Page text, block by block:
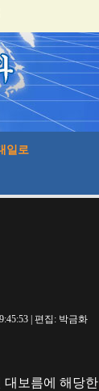
| 편집: 박금화
대보름에 해당한